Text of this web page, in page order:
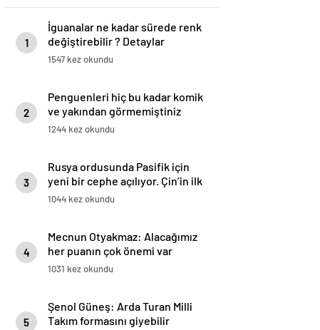
1
İguanalar ne kadar sürede renk
değiştirebilir ? Detaylar
burada…
1547 kez okundu
2
Penguenleri hiç bu kadar komik
ve yakından görmemiştiniz
1244 kez okundu
3
Rusya ordusunda Pasifik için
yeni bir cephe açılıyor. Çin’in ilk
tepkisi!
1044 kez okundu
4
Mecnun Otyakmaz: Alacağımız
her puanın çok önemi var
1031 kez okundu
5
Şenol Güneş: Arda Turan Milli
Takım formasını giyebilir